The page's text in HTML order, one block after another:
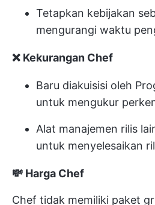
Tetapkan kebijakan
mengurangi waktu
❌ Kekurangan Chef
Baru diakuisisi oleh
untuk mengukur
Alat manajemen rilis
untuk menyelesaikan
💸 Harga Chef
Chef tidak memiliki paket